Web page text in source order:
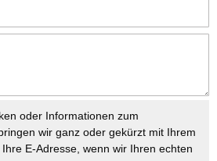
oder Informationen zum
wir ganz oder gekürzt mit Ihrem
E-Adresse, wenn wir Ihren echten